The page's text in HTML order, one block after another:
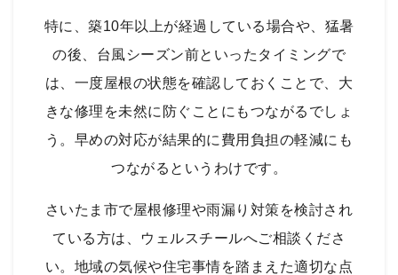
特に、築10年以上が経過している場合や、猛暑
の後、台風シーズン前といったタイミングで
は、一度屋根の状態を確認しておくことで、大
きな修理を未然に防ぐことにもつながるでしょ
う。早めの対応が結果的に費用負担の軽減にも
つながるというわけです。
さいたま市で屋根修理や雨漏り対策を検討され
ている方は、ウェルスチールへご相談くださ
い。地域の気候や住宅事情を踏まえた適切な点